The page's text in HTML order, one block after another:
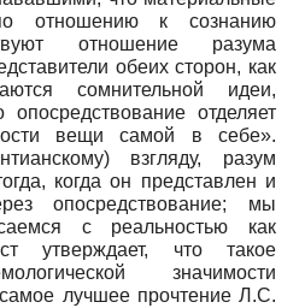
отношению к сознанию
отношение разума
обеих сторон, как
сомнительной идеи,
отделяет
вещи самой в себе».
взгляду, разум
когда он представлен и
опосредствование; мы
с реальностью как
утверждает, что такое
значимости
лучшее прочтение Л.С.